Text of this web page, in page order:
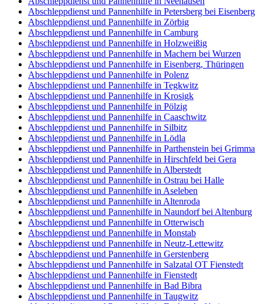
Abschleppdienst und Pannenhilfe in Petersberg bei Eisenberg
Abschleppdienst und Pannenhilfe in Zörbig
Abschleppdienst und Pannenhilfe in Camburg
Abschleppdienst und Pannenhilfe in Holzweißig
Abschleppdienst und Pannenhilfe in Machern bei Wurzen
Abschleppdienst und Pannenhilfe in Eisenberg, Thüringen
Abschleppdienst und Pannenhilfe in Polenz
Abschleppdienst und Pannenhilfe in Tegkwitz
Abschleppdienst und Pannenhilfe in Krosigk
Abschleppdienst und Pannenhilfe in Pölzig
Abschleppdienst und Pannenhilfe in Caaschwitz
Abschleppdienst und Pannenhilfe in Silbitz
Abschleppdienst und Pannenhilfe in Lödla
Abschleppdienst und Pannenhilfe in Parthenstein bei Grimma
Abschleppdienst und Pannenhilfe in Hirschfeld bei Gera
Abschleppdienst und Pannenhilfe in Alberstedt
Abschleppdienst und Pannenhilfe in Ostrau bei Halle
Abschleppdienst und Pannenhilfe in Aseleben
Abschleppdienst und Pannenhilfe in Altenroda
Abschleppdienst und Pannenhilfe in Naundorf bei Altenburg
Abschleppdienst und Pannenhilfe in Otterwisch
Abschleppdienst und Pannenhilfe in Monstab
Abschleppdienst und Pannenhilfe in Neutz-Lettewitz
Abschleppdienst und Pannenhilfe in Gerstenberg
Abschleppdienst und Pannenhilfe in Salzatal OT Fienstedt
Abschleppdienst und Pannenhilfe in Fienstedt
Abschleppdienst und Pannenhilfe in Bad Bibra
Abschleppdienst und Pannenhilfe in Taugwitz